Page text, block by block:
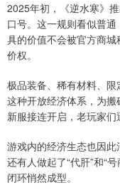
2025年初，《逆水寒》
口号。这一规则看似普
具的价值不会被官方商
价权。
极品装备、稀有材料、
这种开放经济体系，为搬
新服接连开启，老玩家们
游戏内的经济生态也因此
还有人做起了“代肝”和“
闭环悄然成型。